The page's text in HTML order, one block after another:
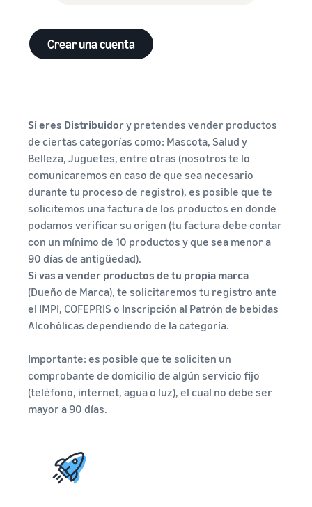
Crear una cuenta
Si eres Distribuidory pretendes vender productos
de ciertas categorías como: Mascota, Salud y
Belleza, Juguetes, entre otras (nosotros te lo
comunicaremos en caso de que sea necesario
durante tu proceso de registro), es posible que te
solicitemos una factura de los productos en donde
podamos verificar su origen (tu factura debe contar
con un mínimo de 10 productos y que sea menor a
90 días de antigüedad).
Si vas a vender productos de tu propia marca
(Dueño de Marca), te solicitaremos tu registro ante
el IMPI, COFEPRIS o Inscripción al Patrón de bebidas
Alcohólicas dependiendo de la categoría.
Importante: es posible que te soliciten un
comprobante de domicilio de algún servicio fijo
(teléfono, internet, agua o luz), el cual no debe ser
mayor a 90 días.